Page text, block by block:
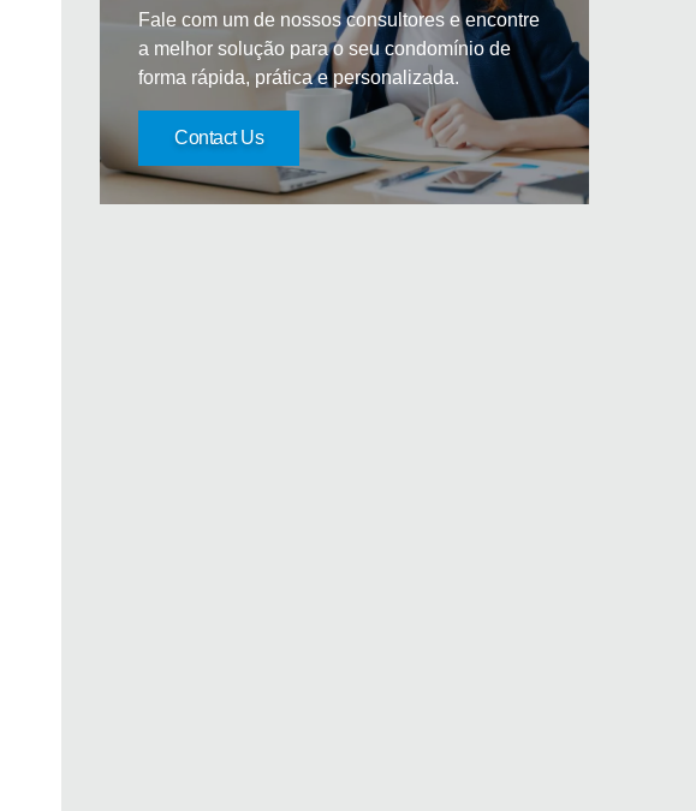
Fale com um de nossos consultores e encontre
a melhor solução para o seu condomínio de
forma rápida, prática e personalizada.
Contact Us